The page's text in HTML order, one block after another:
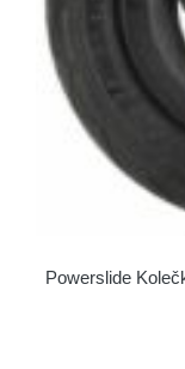
Powerslide